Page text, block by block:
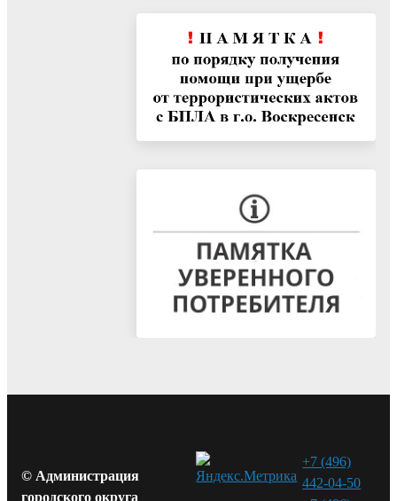
© Администрация
городского округа
+7 (496)
442-04-50